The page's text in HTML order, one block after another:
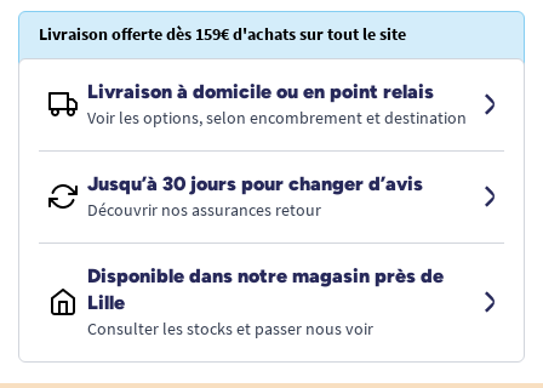
Livraison offerte dès 159€ d'achats sur tout le site
Livraison à domicile ou en point relais
Voir les options, selon encombrement et destination
Jusqu’à 30 jours pour changer d’avis
Découvrir nos assurances retour
Disponible dans notre magasin près de
Lille
Consulter les stocks et passer nous voir